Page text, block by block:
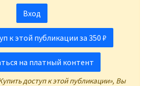
Вход
к этой публикации за 350 ₽
на платный контент
доступ к этой публикации», Вы